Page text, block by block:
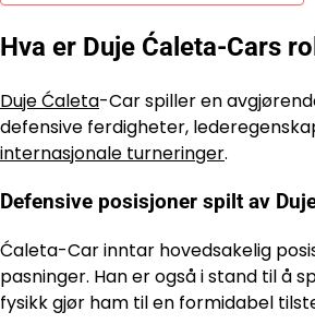
Hva er Duje Ćaleta-Cars
Duje Ćaleta-Car spiller en
defensive ferdigheter,
internasjonale turneringer.
Defensive posisjoner spilt av
Ćaleta-Car inntar hovedsakelig
pasninger. Han er også i stand til å
fysikk gjør ham til en formidabel